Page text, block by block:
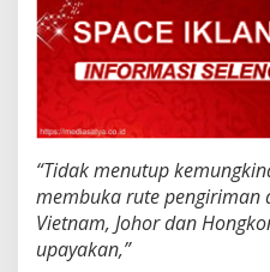
“Tidak menutup
membuka rute pengiriman
Vietnam, Johor dan
upayakan,”